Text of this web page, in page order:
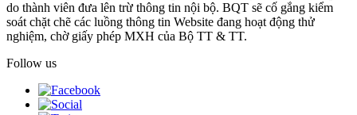
do thành viên đưa lên trừ thông tin nội bộ. BQT sẽ cố gắng kiểm
soát chặt chẽ các luồng thông tin Website đang hoạt động thử
nghiệm, chờ giấy phép MXH của Bộ TT & TT.
Follow us